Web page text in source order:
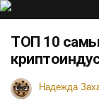
ТОП 10
Надежда